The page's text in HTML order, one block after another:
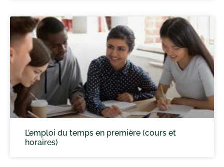
L’emploi du temps en première (cours et
horaires)